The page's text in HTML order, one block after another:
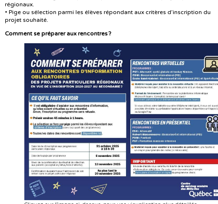
régionaux.
• Pige ou sélection parmi les élèves répondant aux critères d’inscription du
projet souhaité.
Comment se préparer aux rencontres ?